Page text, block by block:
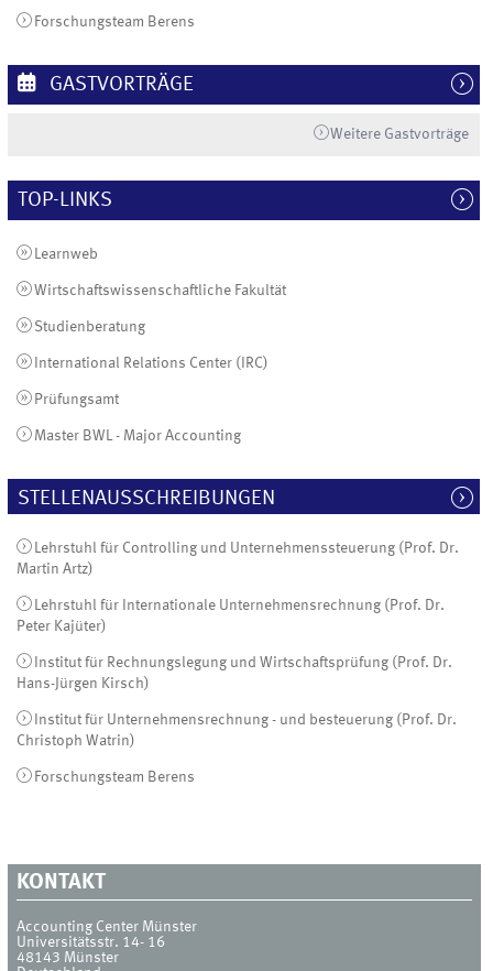
Forschungsteam Berens
GASTVORTRÄGE
Weitere Gastvorträge
TOP-LINKS
Learnweb
Wirtschaftswissenschaftliche Fakultät
Studienberatung
International Relations Center (IRC)
Prüfungsamt
Master BWL - Major Accounting
STELLENAUSSCHREIBUNGEN
Lehrstuhl für Controlling und Unternehmenssteuerung (Prof. Dr.
Martin Artz)
Lehrstuhl für Internationale Unternehmensrechnung (Prof. Dr.
Peter Kajüter)
Institut für Rechnungslegung und Wirtschaftsprüfung (Prof. Dr.
Hans-Jürgen Kirsch)
Institut für Unternehmensrechnung - und besteuerung (Prof. Dr.
Christoph Watrin)
Forschungsteam Berens
KONTAKT
Accounting Center Münster
Universitätsstr. 14- 16
48143 Münster